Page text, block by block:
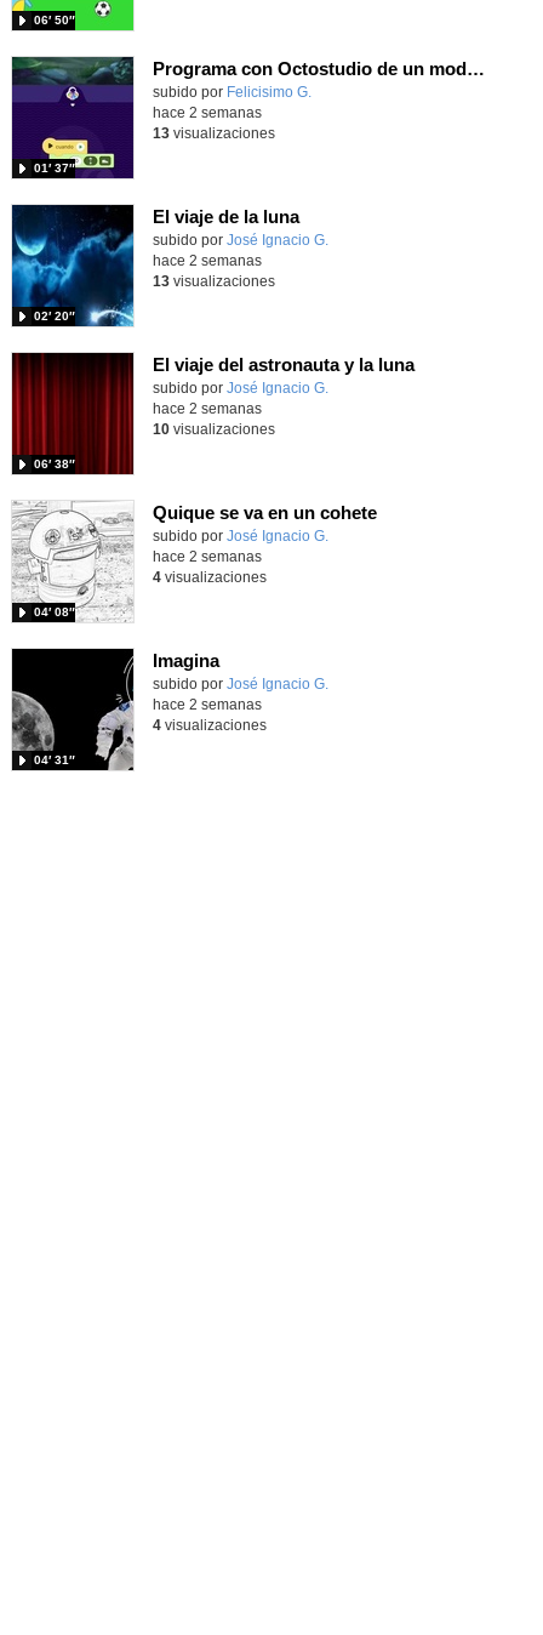
06′ 50″
Programa con Octostudio de un modo sencillo, offline y gratuito
Contenido educativo.
subido por Felicisimo G.
01′ 37″
hace 2 semanas
13visualizaciones
El viaje de la luna
Contenido educativo.
subido por José Ignacio G.
02′ 20″
hace 2 semanas
13visualizaciones
El viaje del astronauta y la luna
Contenido educativo.
subido por José Ignacio G.
06′ 38″
hace 2 semanas
10visualizaciones
Quique se va en un cohete
Contenido educativo.
subido por José Ignacio G.
04′ 08″
hace 2 semanas
4visualizaciones
Imagina
Contenido educativo.
subido por José Ignacio G.
04′ 31″
hace 2 semanas
4visualizaciones